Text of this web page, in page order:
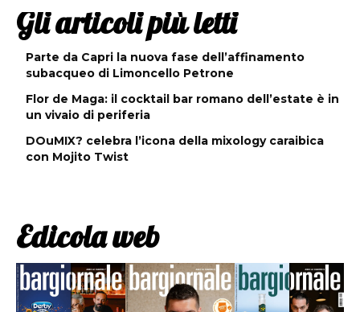
Gli articoli più letti
Parte da Capri la nuova fase dell’affinamento
subacqueo di Limoncello Petrone
Flor de Maga: il cocktail bar romano dell’estate è in
un vivaio di periferia
DOuMIX? celebra l’icona della mixology caraibica
con Mojito Twist
Edicola web